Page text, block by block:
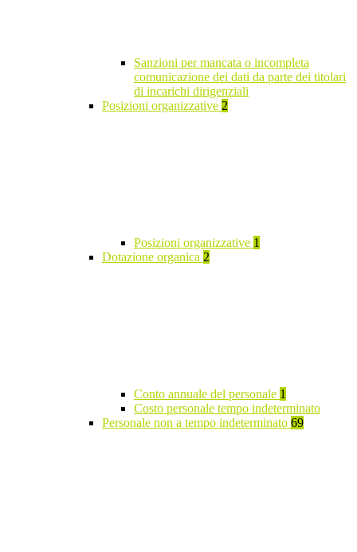
Sanzioni per mancata o incompleta
comunicazione dei dati da parte dei titolari
di incarichi dirigenziali
Posizioni organizzative 2
Posizioni organizzative 1
Dotazione organica 2
Conto annuale del personale 1
Costo personale tempo indeterminato
Personale non a tempo indeterminato 69